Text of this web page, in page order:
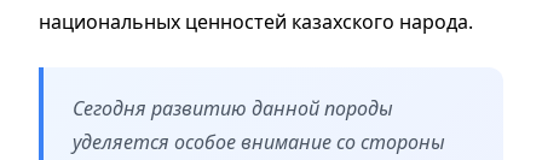
национальных ценностей казахского народа.
Сегодня развитию данной породы
уделяется особое внимание со стороны